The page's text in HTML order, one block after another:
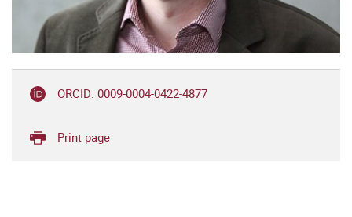
ORCID: 0009-0004-0422-4877
Print page